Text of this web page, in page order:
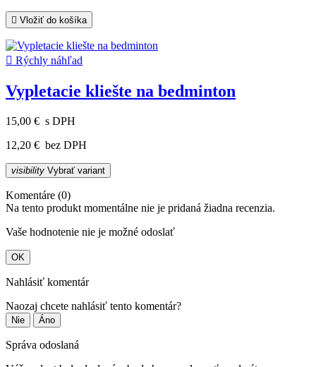
 Vložiť do košíka
 Rýchly náhľad
Vypletacie kliešte na bedminton
15,00 € s DPH
12,20 € bez DPH
visibility Vybrať variant
Komentáre (0)
Na tento produkt momentálne nie je pridaná žiadna recenzia.
Vaše hodnotenie nie je možné odoslať
OK
Nahlásiť komentár
Naozaj chcete nahlásiť tento komentár?
Nie Áno
Správa odoslaná